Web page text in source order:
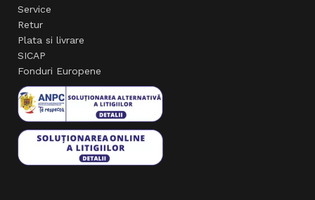
Service
Retur
Plata si livrare
SICAP
Fonduri Europene